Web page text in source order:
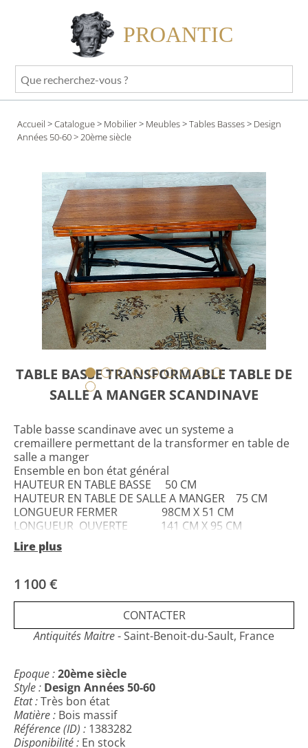
PROANTIC
Que
recherchez-
?
Accueil >Catalogue> Mobilier> Meubles>Tables Basses> Design
Années 50-60> 20ème siècle
TABLE BASSE TRANSFORMABLE TABLE DE
SALLE A MANGER SCANDINAVE
Table basse scandinave avec un systeme a
cremaillere permettant de la transformer en table de
salle a manger
Ensemble en bon état général
HAUTEUR EN TABLE BASSE 50 CM
HAUTEUR EN TABLE DE SALLE A MANGER 75 CM
LONGUEUR FERMER 98CM X 51 CM
LONGUEUR OUVERTE 141 CM X 95 CM
Livraison de 60 a 120 euros
Lire plus
1 100 €
CONTACTER
Antiquités Maitre- Saint-Benoit-du-Sault, France
Epoque :20ème siècle
Style : Design Années 50-60
Etat :Très bon état
Matière : Bois massif
Référence (ID) : 1383282
Disponibilité : En stock